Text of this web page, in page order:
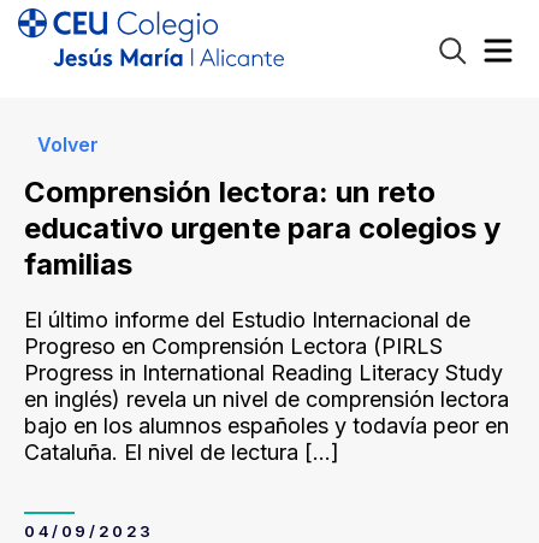
Volver
Comprensión lectora: un reto
educativo urgente para colegios y
familias
El último informe del Estudio Internacional de
Progreso en Comprensión Lectora (PIRLS
Progress in International Reading Literacy Study
en inglés) revela un nivel de comprensión lectora
bajo en los alumnos españoles y todavía peor en
Cataluña. El nivel de lectura […]
04/09/2023